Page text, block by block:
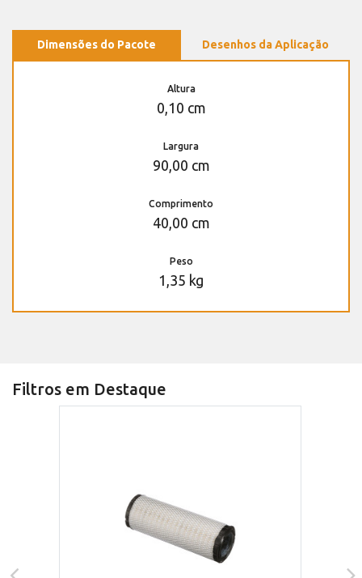
Dimensões do Pacote Desenhos da Aplicação
Altura
0,10 cm
Largura
90,00 cm
Comprimento
40,00 cm
Peso
1,35 kg
Filtros em Destaque